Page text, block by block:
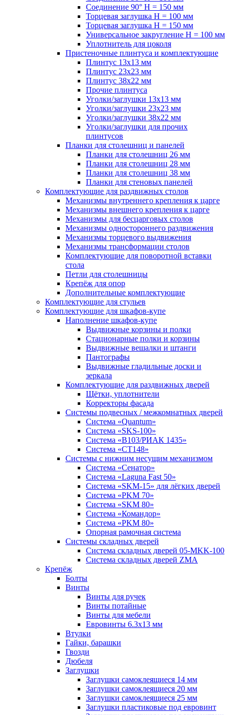
Соединение 90° H = 150 мм
Торцевая заглушка H = 100 мм
Торцевая заглушка H = 150 мм
Универсальное закругление H = 100 мм
Уплотнитель для цоколя
Пристеночные плинтуса и комплектующие
Плинтус 13х13 мм
Плинтус 23х23 мм
Плинтус 38х22 мм
Прочие плинтуса
Уголки/заглушки 13х13 мм
Уголки/заглушки 23х23 мм
Уголки/заглушки 38х22 мм
Уголки/заглушки для прочих
плинтусов
Планки для столешниц и панелей
Планки для столешниц 26 мм
Планки для столешниц 28 мм
Планки для столешниц 38 мм
Планки для стеновых панелей
Комплектующие для раздвижных столов
Механизмы внутреннего крепления к царге
Механизмы внешнего крепления к царге
Механизмы для бесцарговых столов
Механизмы одностороннего раздвижения
Механизмы торцевого выдвижения
Механизмы трансформации столов
Комплектующие для поворотной вставки
стола
Петли для столешницы
Крепёж для опор
Дополнительные комплектующие
Комплектующие для стульев
Комплектующие для шкафов-купе
Наполнение шкафов-купе
Выдвижные корзины и полки
Стационарные полки и корзины
Выдвижные вешалки и штанги
Пантографы
Выдвижные гладильные доски и
зеркала
Комплектующие для раздвижных дверей
Щётки, уплотнители
Корректоры фасада
Системы подвесных / межкомнатных дверей
Система «Quantum»
Система «SKS-100»
Система «B103/РИАК 1435»
Система «СТ148»
Системы с нижним несущим механизмом
Система «Сенатор»
Система «Laguna Fast 50»
Система «SKM-15» для лёгких дверей
Система «PKM 70»
Система «SKM 80»
Система «Командор»
Система «PKM 80»
Опорная рамочная система
Системы складных дверей
Система складных дверей 05-MKK-100
Система складных дверей ZMA
Крепёж
Болты
Винты
Винты для ручек
Винты потайные
Винты для мебели
Евровинты 6.3х13 мм
Втулки
Гайки, барашки
Гвозди
Дюбеля
Заглушки
Заглушки самоклеящиеся 14 мм
Заглушки самоклеящиеся 20 мм
Заглушки самоклеящиеся 25 мм
Заглушки пластиковые под евровинт